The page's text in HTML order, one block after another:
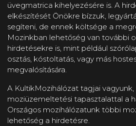
üvegmatrica kihelyezésére is. A
elkészítését Önökre bízzuk,
segíteni, de ennek költsége a
Mozinkban lehetőség van további
hirdetésekre is, mint például
osztás, kóstoltatás, vagy más
megvalósítására.
A KultikMozihálózat tagjai
moziüzemeltetési tapasztalattal a
Országos mozihálózatunk többi
lehetőség a hirdetésre.